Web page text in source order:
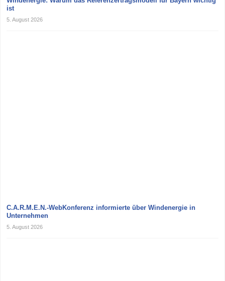
ist
5. August 2026
C.A.R.M.E.N.-WebKonferenz informierte über Windenergie in
Unternehmen
5. August 2026